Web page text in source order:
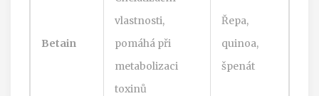
Betain
vlastnosti,
pomáhá při
metabolizaci
toxinů
Řepa,
quinoa,
špenát